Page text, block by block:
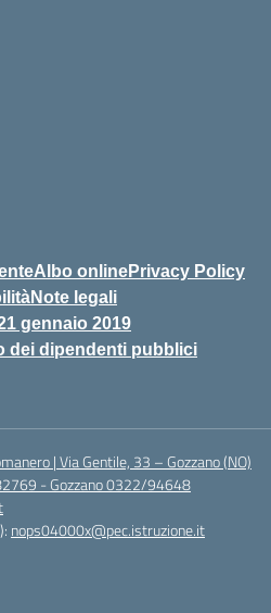
Albo onlinePrivacy Policy
Note legali
gennaio 2019
dei dipendenti pubblici
| Via Gentile, 33 – Gozzano (NO)
- Gozzano 0322/94648
nops04000x@pec.istruzione.it